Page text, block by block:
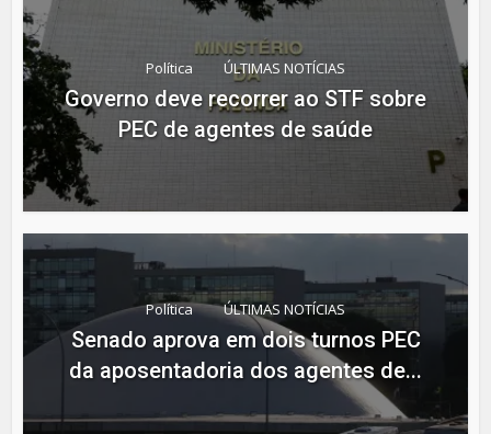
Política ÚLTIMAS NOTÍCIAS
Governo deve recorrer ao STF sobre
PEC de agentes de saúde
Política ÚLTIMAS NOTÍCIAS
Senado aprova em dois turnos PEC
da aposentadoria dos agentes de...